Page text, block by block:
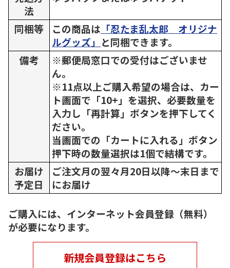
法
同梱等 この商品は 「忍たま乱太郎 オリジナ
ルグッズ」 と同梱できます。
備考
※郵便局窓口での受付はございませ
ん。
※11点以上ご購入希望の場合は、カー
ト画面で「10+」を選択、必要数量を
入力し「再計算」ボタンを押下してく
ださい。
当画面での「カートに入れる」ボタン
押下時の数量選択は1個で結構です。
お届け
予定日
ご注文月の翌々月20日以降～末日まで
にお届け
ご購入には、インターネット会員登録（無料）
が必要になります。
新規会員登録はこちら